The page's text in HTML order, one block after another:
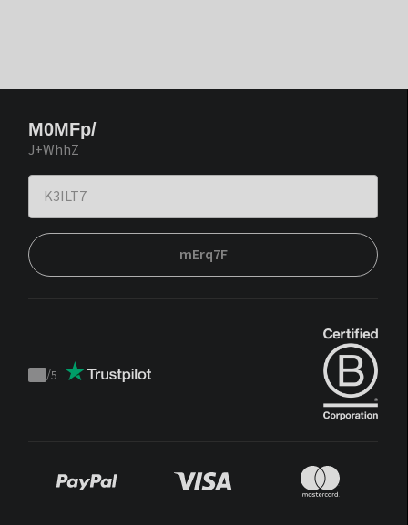
M0MFp/
J+WhhZ
mErq7F
Trustpilot
/5